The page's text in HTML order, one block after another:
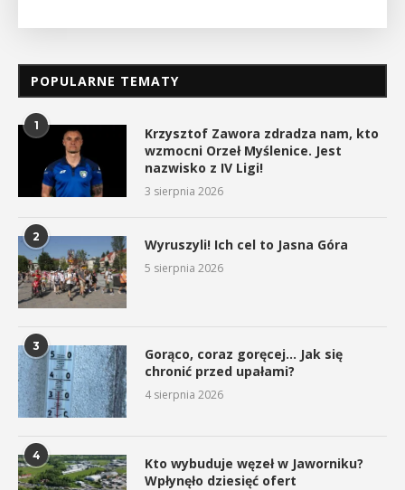
POPULARNE TEMATY
1
Krzysztof Zawora zdradza nam, kto
wzmocni Orzeł Myślenice. Jest
nazwisko z IV Ligi!
3 sierpnia 2026
2 Wyruszyli! Ich cel to Jasna Góra
5 sierpnia 2026
3
Gorąco, coraz goręcej… Jak się
chronić przed upałami?
4 sierpnia 2026
4
Kto wybuduje węzeł w Jaworniku?
Wpłynęło dziesięć ofert